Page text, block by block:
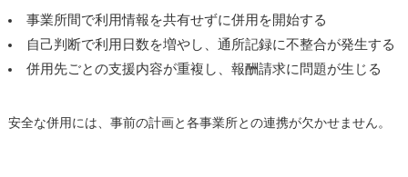
事業所間で利用情報を共有せずに併用を開始する
自己判断で利用日数を増やし、通所記録に不整合が発生する
併用先ごとの支援内容が重複し、報酬請求に問題が生じる
安全な併用には、事前の計画と各事業所との連携が欠かせません。